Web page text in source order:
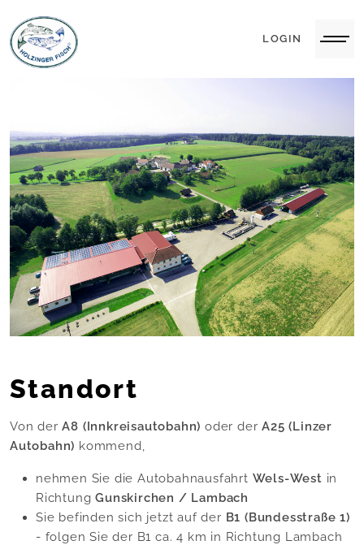
LOGIN
Standort
Von derA8 (Innkreisautobahn) oder derA25 (Linzer
Autobahn) kommend,
nehmen Sie die Autobahnausfahrt Wels-West in
RichtungGunskirchen / Lambach
Sie befinden sich jetzt auf der B1 (Bundesstraße 1)
- folgen Sie der B1 ca. 4 km in Richtung Lambach